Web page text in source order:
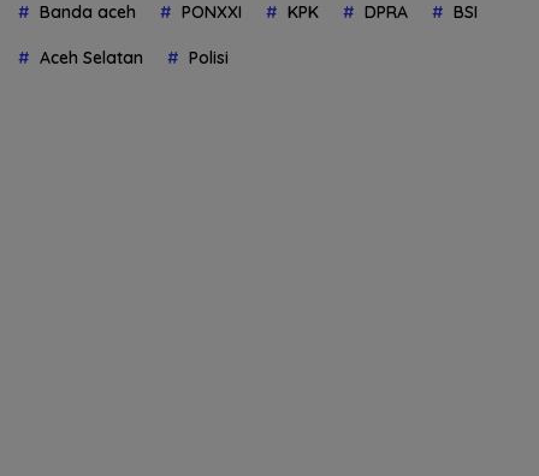
Banda aceh PONXXI KPK DPRA BSI
Aceh Selatan Polisi